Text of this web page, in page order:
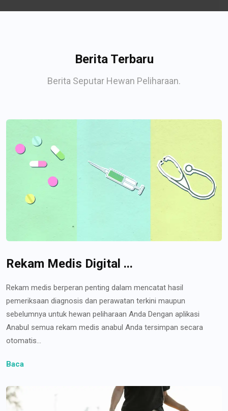
Berita Terbaru
Berita Seputar Hewan Peliharaan.
Rekam Medis Digital ...
Rekam medis berperan penting dalam mencatat hasil
pemeriksaan diagnosis dan perawatan terkini maupun
sebelumnya untuk hewan peliharaan Anda Dengan aplikasi
Anabul semua rekam medis anabul Anda tersimpan secara
otomatis...
Baca